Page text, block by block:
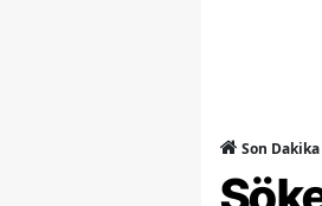
Son Dakika